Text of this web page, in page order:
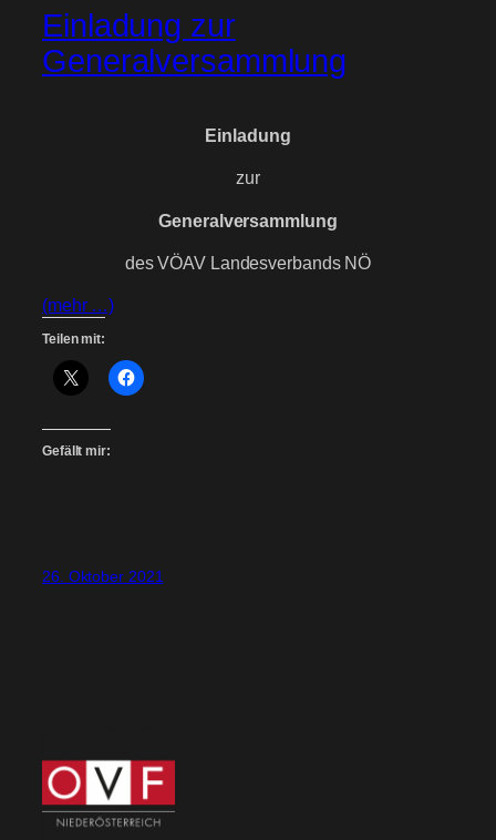
Einladung zur
Generalversammlung
Einladung
zur
Generalversammlung
des VÖAV Landesverbands NÖ
(mehr …)
Teilen mit:
Gefällt mir:
26. Oktober 2021